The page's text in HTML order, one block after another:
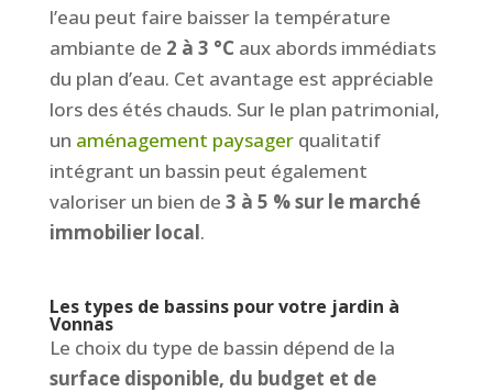
l’eau peut faire baisser la température
ambiante de 2 à 3 °Caux abords immédiats
du plan d’eau. Cet avantage est appréciable
lors des étés chauds. Sur le plan patrimonial,
un aménagement paysagerqualitatif
intégrant un bassin peut également
valoriser un bien de 3 à 5 % sur le marché
immobilier local.
Les types de bassins pour votre jardin à
Vonnas
Le choix du type de bassin dépend de la
surface disponible, du budget et de